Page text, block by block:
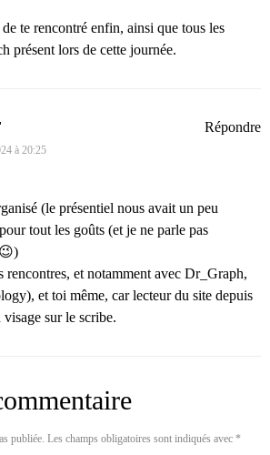
te rencontré enfin, ainsi que tous les
présent lors de cette journée.
à 20:25
(le présentiel nous avait un peu
tout les goûts (et je ne parle pas
rencontres, et notamment avec Dr_Graph,
et toi même, car lecteur du site depuis
sur le scribe.
Répondre
publiée. Les champs obligatoires sont indiqués avec *